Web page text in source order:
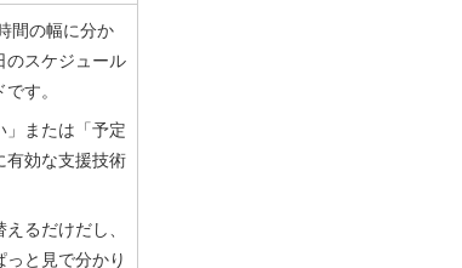
間の幅に分か
のスケジュール
す。
」または「予定
有効な支援技術
るだけだし、
と見で分かり